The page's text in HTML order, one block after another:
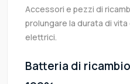
Accessori e pezzi di
prolungare la durata di
elettrici.
Batteria di